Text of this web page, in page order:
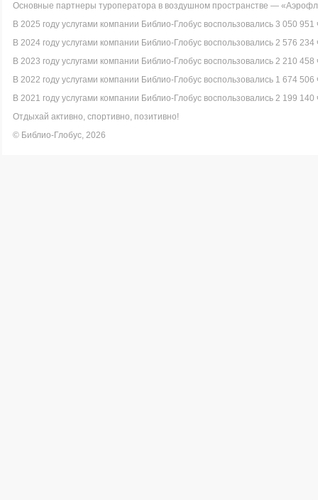
Основные партнеры туроператора в воздушном пространстве —
В 2025 году услугами компании Библио-Глобус воспользовались 3 050 951
В 2024 году услугами компании Библио-Глобус воспользовались 2 576 234
В 2023 году услугами компании Библио-Глобус воспользовались 2 210 458
В 2022 году услугами компании Библио-Глобус воспользовались 1 674 506
В 2021 году услугами компании Библио-Глобус воспользовались 2 199 140
Отдыхай активно, спортивно, позитивно!
© Библио-Глобус, 2026